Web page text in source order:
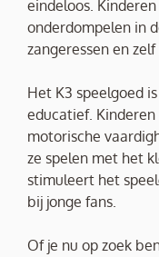
eindeloos.
onderdompelen in
zangeressen en
Het K3 speelgoed
educatief.
motorische
ze spelen met het
stimuleert het
bij jonge fans.
Of je nu op zoek